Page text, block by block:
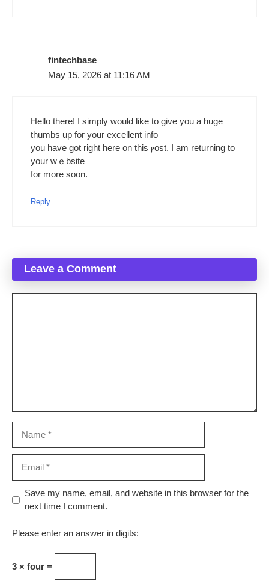
fintechbase
May 15, 2026 at 11:16 AM
Hеllo there! I simply would like to ɡive you a huge
tһumbs up for your excellent info
you have got right here on thiѕ ⲣost. I am returning to
your wｅbsite
for more soon.
Reply
Leave a Comment
Website
Save my name, email, and website in this browser for the
next time I comment.
Please enter an answer in digits:
3 × four =